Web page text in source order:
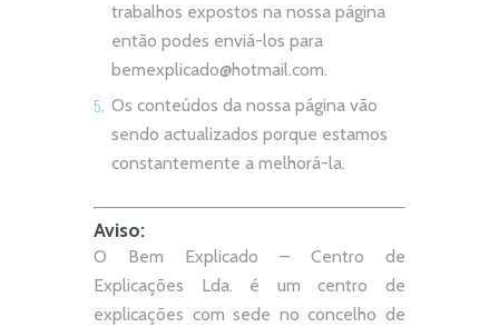
trabalhos expostos na nossa página
então podes enviá-los para
bemexplicado@hotmail.com.
Os conteúdos da nossa página vão
sendo actualizados porque estamos
constantemente a melhorá-la.
Aviso:
O Bem Explicado – Centro de
Explicações Lda. é um centro de
explicações com sede no concelho de